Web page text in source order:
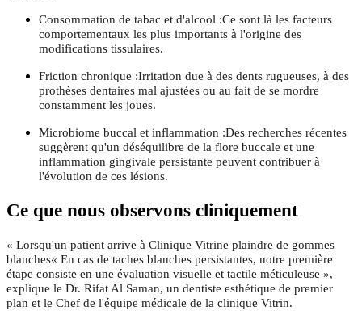
Consommation de tabac et d'alcool :Ce sont là les facteurs
comportementaux les plus importants à l'origine des
modifications tissulaires.
Friction chronique :Irritation due à des dents rugueuses, à des
prothèses dentaires mal ajustées ou au fait de se mordre
constamment les joues.
Microbiome buccal et inflammation :Des recherches récentes
suggèrent qu'un déséquilibre de la flore buccale et une
inflammation gingivale persistante peuvent contribuer à
l'évolution de ces lésions.
Ce que nous observons cliniquement
« Lorsqu'un patient arrive à Clinique Vitrine plaindre de gommes
blanches« En cas de taches blanches persistantes, notre première
étape consiste en une évaluation visuelle et tactile méticuleuse »,
explique le Dr. Rifat Al Saman, un dentiste esthétique de premier
plan et le Chef de l'équipe médicale de la clinique Vitrin.